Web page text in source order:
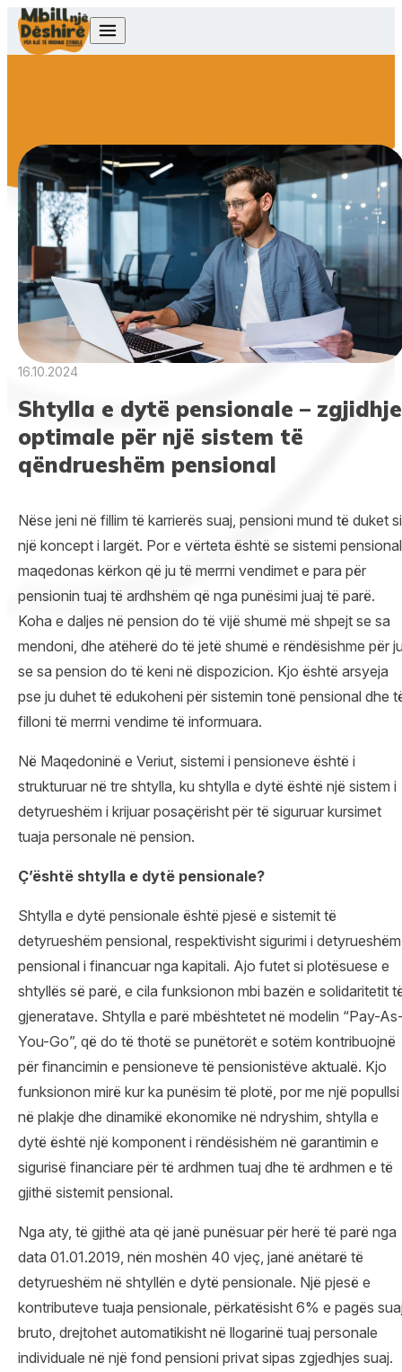
Skip to content
16.10.2024
Shtylla e dytë pensionale – zgjidhje
optimale për një sistem të
qëndrueshëm pensional
Nëse jeni në fillim të karrierës suaj, pensioni mund të duket si
një koncept i largët. Por e vërteta është se sistemi pensional
maqedonas kërkon që ju të merrni vendimet e para për
pensionin tuaj të ardhshëm që nga punësimi juaj të parë.
Koha e daljes në pension do të vijë shumë më shpejt se sa
mendoni, dhe atëherë do të jetë shumë e rëndësishme për
se sa pension do të keni në dispozicion. Kjo është arsyeja
pse ju duhet të edukoheni për sistemin tonë pensional dhe
filloni të merrni vendime të informuara.
Në Maqedoninë e Veriut, sistemi i pensioneve është i
strukturuar në tre shtylla, ku shtylla e dytë është një sistem i
detyrueshëm i krijuar posaçërisht për të siguruar kursimet
tuaja personale në pension.
Ç’është shtylla e dytë pensionale?
Shtylla e dytë pensionale është pjesë e sistemit të
detyrueshëm pensional, respektivisht sigurimi i detyrueshëm
pensional i financuar nga kapitali. Ajo futet si plotësuese e
shtyllës së parë, e cila funksionon mbi bazën e solidaritetit
gjeneratave. Shtylla e parë mbështetet në modelin “Pay-
You-Go”, që do të thotë se punëtorët e sotëm kontribuojnë
për financimin e pensioneve të pensionistëve aktualë. Kjo
funksionon mirë kur ka punësim të plotë, por me një popullsi
në plakje dhe dinamikë ekonomike në ndryshim, shtylla e
dytë është një komponent i rëndësishëm në garantimin e
sigurisë financiare për të ardhmen tuaj dhe të ardhmen e të
gjithë sistemit pensional.
Nga aty, të gjithë ata që janë punësuar për herë të parë nga
data 01.01.2019, nën moshën 40 vjeç, janë anëtarë të
detyrueshëm në shtyllën e dytë pensionale. Një pjesë e
kontributeve tuaja pensionale, përkatësisht 6% e pagës
bruto, drejtohet automatikisht në llogarinë tuaj personale
individuale në një fond pensioni privat sipas zgjedhjes suaj.